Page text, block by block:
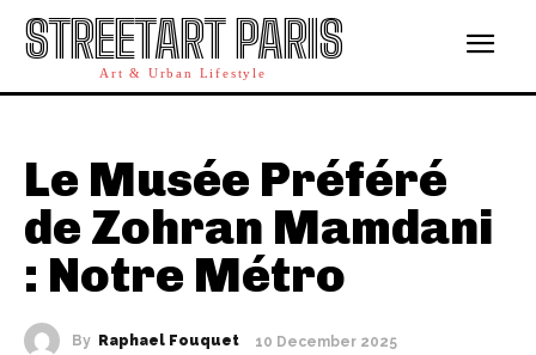
STREETART PARIS
Art & Urban Lifestyle
Le Musée Préféré
de Zohran Mamdani
: Notre Métro
By Raphael Fouquet 10 December 2025